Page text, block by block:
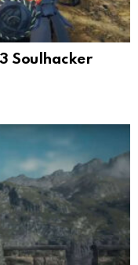
Soulhacker